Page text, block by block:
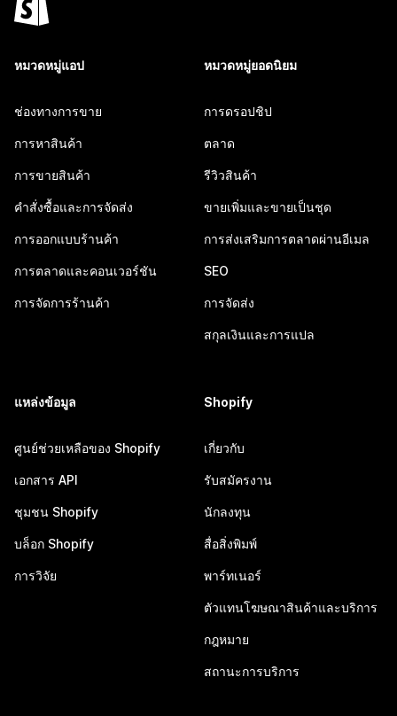
หมวดหมู่แอป
ช่องทางการขาย
การหาสินค้า
การขายสินค้า
คำสั่งซื้อและการจัดส่ง
การออกแบบร้านค้า
การตลาดและคอนเวอร์ชัน
การจัดการร้านค้า
หมวดหมู่ยอดนิยม
การดรอปชิป
ตลาด
รีวิวสินค้า
ขายเพิ่มและขายเป็นชุด
การส่งเสริมการตลาดผ่านอีเมล
SEO
การจัดส่ง
สกุลเงินและการแปล
แหล่งข้อมูล
ศูนย์ช่วยเหลือของ Shopify
เอกสาร API
ชุมชน Shopify
บล็อก Shopify
การวิจัย
Shopify
เกี่ยวกับ
รับสมัครงาน
นักลงทุน
สื่อสิ่งพิมพ์
พาร์ทเนอร์
ตัวแทนโฆษณาสินค้าและบริการ
กฎหมาย
สถานะการบริการ